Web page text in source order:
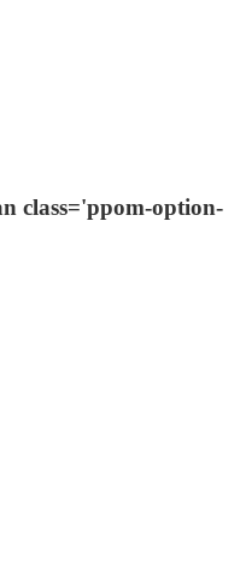
class='ppom-option-